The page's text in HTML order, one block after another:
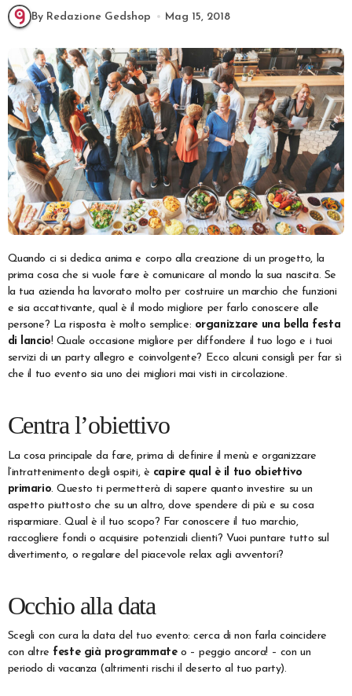
By Redazione Gedshop Mag 15, 2018
Quando ci si dedica anima e corpo alla creazione di un progetto, la
prima cosa che si vuole fare è comunicare al mondo la sua nascita. Se
la tua azienda ha lavorato molto per costruire un marchio che funzioni
e sia accattivante, qual è il modo migliore per farlo conoscere alle
persone? La risposta è molto semplice: organizzare una bella festa
di lancio! Quale occasione migliore per diffondere il tuo logo e i tuoi
servizi di un party allegro e coinvolgente? Ecco alcuni consigli per far sì
che il tuo evento sia uno dei migliori mai visti in circolazione.
Centra l’obiettivo
La cosa principale da fare, prima di definire il menù e organizzare
l’intrattenimento degli ospiti, è capire qual è il tuo obiettivo
primario. Questo ti permetterà di sapere quanto investire su un
aspetto piuttosto che su un altro, dove spendere di più e su cosa
risparmiare. Qual è il tuo scopo? Far conoscere il tuo marchio,
raccogliere fondi o acquisire potenziali clienti? Vuoi puntare tutto sul
divertimento, o regalare del piacevole relax agli avventori?
Occhio alla data
Scegli con cura la data del tuo evento: cerca di non farla coincidere
con altre feste già programmateo – peggio ancora! – con un
periodo di vacanza (altrimenti rischi il deserto al tuo party).